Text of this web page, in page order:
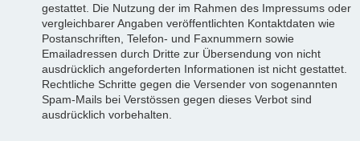
gestattet. Die Nutzung der im Rahmen des Impressums oder
vergleichbarer Angaben veröffentlichten Kontaktdaten wie
Postanschriften, Telefon- und Faxnummern sowie
Emailadressen durch Dritte zur Übersendung von nicht
ausdrücklich angeforderten Informationen ist nicht gestattet.
Rechtliche Schritte gegen die Versender von sogenannten
Spam-Mails bei Verstössen gegen dieses Verbot sind
ausdrücklich vorbehalten.